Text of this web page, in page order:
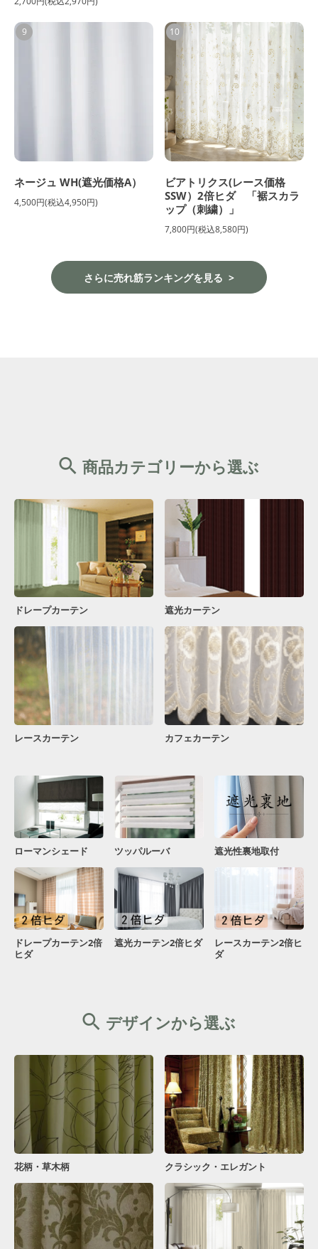
9
ネージュ WH(遮光価格A）
4,500円(税込4,950円)
10
ビアトリクス(レース価格
SSW）2倍ヒダ 「裾スカラ
ップ（刺繍）」
7,800円(税込8,580円)
さらに売れ筋ランキングを見る
商品カテゴリーから選ぶ
ドレープカーテン 遮光カーテン
レースカーテン カフェカーテン
ローマンシェード ツッパルーバ 遮光性裏地取付
ドレープカーテン2倍
ヒダ
遮光カーテン2倍ヒダ
レースカーテン2倍ヒ
ダ
デザインから選ぶ
花柄・草木柄 クラシック・エレガント